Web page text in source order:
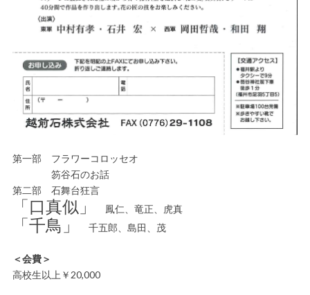
第一部 フラワーコロッセオ
笏谷石のお話
第二部 石舞台狂言
「口真似」 鳳仁、竜正、虎真
「千鳥」 千五郎、島田、茂
＜会費＞
高校生以上￥20,000